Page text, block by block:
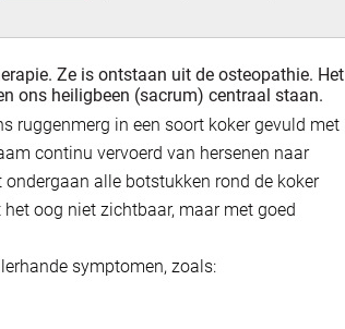
Ze is ontstaan uit de osteopathie. Het
ons heiligbeen (sacrum) centraal staan.
ruggenmerg in een soort koker gevuld met
continu vervoerd van hersenen naar
alle botstukken rond de koker
oog niet zichtbaar, maar met goed
symptomen, zoals: